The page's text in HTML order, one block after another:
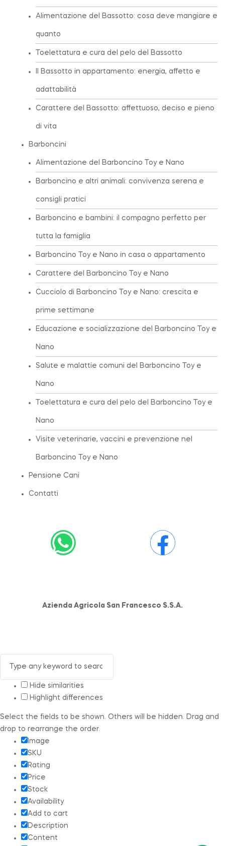
Alimentazione del Bassotto: cosa deve mangiare e
quanto
Toelettatura e cura del pelo del Bassotto
Il Bassotto in appartamento: energia, affetto e
adattabilità
Carattere del Bassotto: affettuoso, deciso e pieno
di vita
Barboncini
Alimentazione del Barboncino Toy e Nano
Barboncino e altri animali: convivenza serena e
consigli pratici
Barboncino e bambini: il compagno perfetto per
tutta la famiglia
Barboncino Toy e Nano in casa o appartamento
Carattere del Barboncino Toy e Nano
Cucciolo di Barboncino Toy e Nano: crescita e
prime settimane
Educazione e socializzazione del Barboncino Toy e
Nano
Salute e malattie comuni del Barboncino Toy e
Nano
Toelettatura e cura del pelo del Barboncino Toy e
Nano
Visite veterinarie, vaccini e prevenzione nel
Barboncino Toy e Nano
Pensione Cani
Contatti
Azienda Agricola San Francesco S.S.A.
Hide similarities
Highlight differences
Select the fields to be shown. Others will be hidden. Drag and
drop to rearrange the order.
Image
SKU
Rating
Price
Stock
Availability
Add to cart
Description
Content